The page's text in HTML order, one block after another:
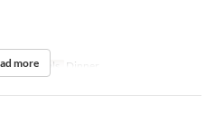
Meals Dinner
more